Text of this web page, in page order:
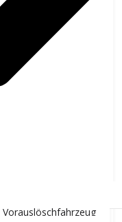
Vorauslöschfahrzeug